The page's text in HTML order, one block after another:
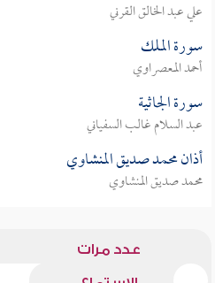
علي عبد الخالق القرني
سورة الملك
أحمد المعصراوي
سورة الجاثية
عبد السلام غالب السفياني
أذان محمد صديق المنشاوي
محمد صديق المنشاوي
عدد مرات